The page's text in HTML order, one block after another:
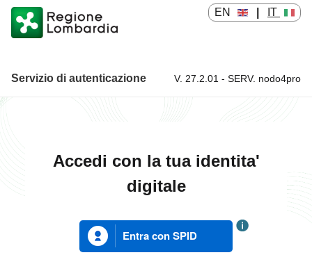
EN IT
Servizio di autenticazione Servizio di autenticazione
V. 27.2.01 - SERV. nodo4pro
Accedi con la tua identita'
digitale
Entra con SPID